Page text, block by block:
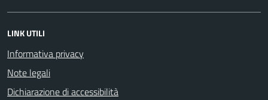
LINK UTILI
Informativa privacy
Note legali
Dichiarazione di accessibilità